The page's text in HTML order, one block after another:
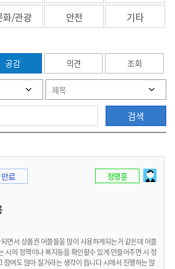
화/관광 안전 기타
공감 의견 조회
검색
만료 정명훈
면서 상품권 어플들을 많이 사용하게되는거 같은데 어플
시의 정책이나 복지등을 확인할수 있게 만들어주면 시 정
참여도 많아 질거라는 생각이 듭니다 시에서 진행하는 많